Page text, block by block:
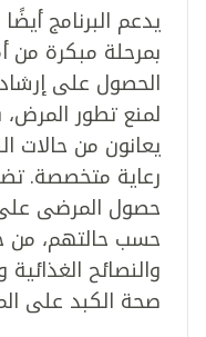
يدعم البرنامج
بمرحلة مبكرة من
الحصول على
لمنع تطور المرض،
يعانون من حالات
رعاية متخصصة.
حصول المرضى
حسب حالتهم، من
والنصائح الغذائية
صحة الكبد على